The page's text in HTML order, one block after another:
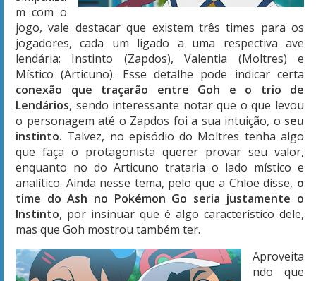
m com o
jogo, vale destacar que existem três times para os
jogadores, cada um ligado a uma respectiva ave
lendária: Instinto (Zapdos), Valentia (Moltres) e
Místico (Articuno). Esse detalhe pode indicar certa
conexão que traçarão entre Goh e o trio de
Lendários, sendo interessante notar que o que levou
o personagem até o Zapdos foi a sua intuição, o seu
instinto. Talvez, no episódio do Moltres tenha algo
que faça o protagonista querer provar seu valor,
enquanto no do Articuno trataria o lado místico e
analítico. Ainda nesse tema, pelo que a Chloe disse, o
time do Ash no Pokémon Go seria justamente o
Instinto, por insinuar que é algo característico dele,
mas que Goh mostrou também ter.
Aproveita
ndo que